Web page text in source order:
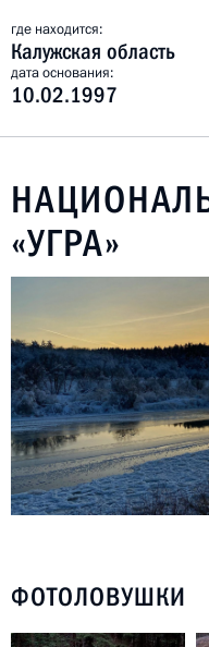
где находится:
Калужская область
дата основания:
10.02.1997
«УГРА»
ФОТОЛОВУШКИ